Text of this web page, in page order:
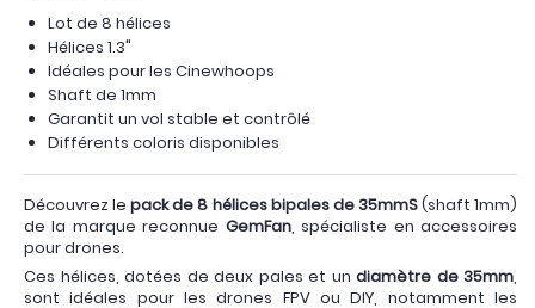
Lot de 8 hélices
Hélices 1.3"
Idéales pour les Cinewhoops
Shaft de 1mm
Garantit un vol stable et contrôlé
Différents coloris disponibles
Découvrez lepack de 8 hélices bipales de 35mmS(shaft 1mm)
de la marque reconnue GemFan, spécialiste en accessoires
pour drones.
Ces hélices, dotées de deux pales et un diamètre de 35mm,
sont idéales pour les drones FPV ou DIY, notamment les